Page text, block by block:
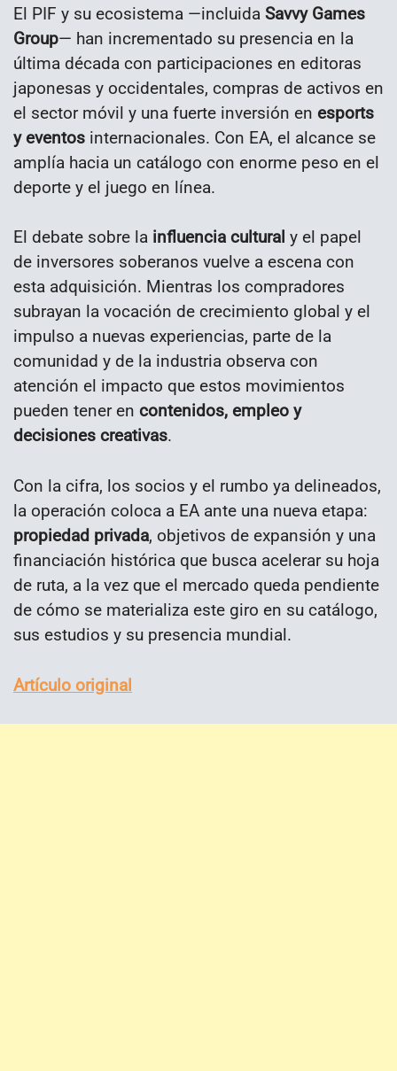
El PIF y su ecosistema —incluida Savvy Games
Group— han incrementado su presencia en la
última década con participaciones en editoras
japonesas y occidentales, compras de activos en
el sector móvil y una fuerte inversión en esports
y eventos internacionales. Con EA, el alcance se
amplía hacia un catálogo con enorme peso en el
deporte y el juego en línea.
El debate sobre la influencia cultural y el papel
de inversores soberanos vuelve a escena con
esta adquisición. Mientras los compradores
subrayan la vocación de crecimiento global y el
impulso a nuevas experiencias, parte de la
comunidad y de la industria observa con
atención el impacto que estos movimientos
pueden tener en contenidos, empleo y
decisiones creativas.
Con la cifra, los socios y el rumbo ya delineados,
la operación coloca a EA ante una nueva etapa:
propiedad privada, objetivos de expansión y una
financiación histórica que busca acelerar su hoja
de ruta, a la vez que el mercado queda pendiente
de cómo se materializa este giro en su catálogo,
sus estudios y su presencia mundial.
Artículo original